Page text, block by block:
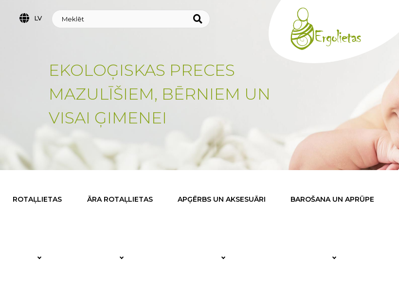
LV
EKOLOĢISKAS PRECES
MAZULĪŠIEM, BĒRNIEM UN
VISAI ĢIMENEI
ROTAĻLIETAS ĀRA ROTAĻLIETAS APĢĒRBS UN AKSESUĀRI BAROŠANA UN APRŪPE